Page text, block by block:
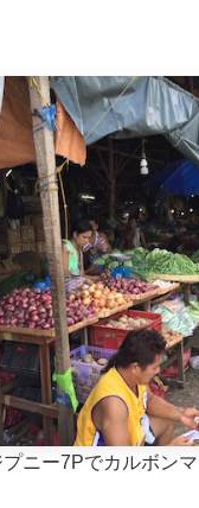
ニー7Pでカルボン